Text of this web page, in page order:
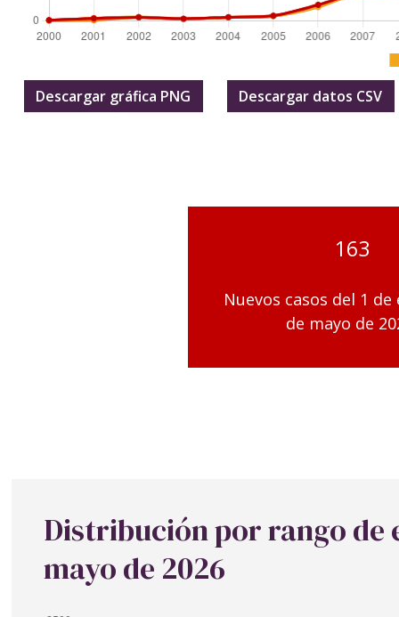
Descargar gráfica PNG Descargar datos CSV
163
Nuevos casos del 1 de
de mayo de
Distribución por rango de
mayo de 2026